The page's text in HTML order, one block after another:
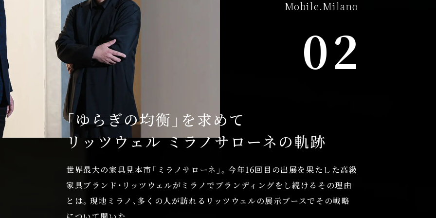
Mobile.Milano
02
「ゆらぎの均衡」を求めて
リッツウェル ミラノサローネの軌跡
世界最大の家具見本市「ミラノサローネ」。今年16回目の出展を果たした高級
家具ブランド・リッツウェルがミラノでブランディングをし続けるその理由
とは。現地ミラノ、多くの人が訪れるリッツウェルの展示ブースでその戦略